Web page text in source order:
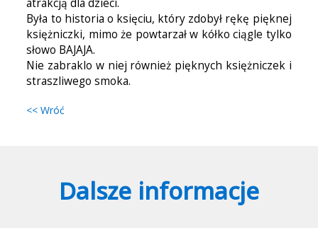
atrakcją dla dzieci.
Była to historia o księciu, który zdobył rękę pięknej
księżniczki, mimo że powtarzał w kółko ciągle tylko
słowo BAJAJA.
Nie zabraklo w niej również pięknych księżniczek i
straszliwego smoka.
<< Wróć
Dalsze informacje